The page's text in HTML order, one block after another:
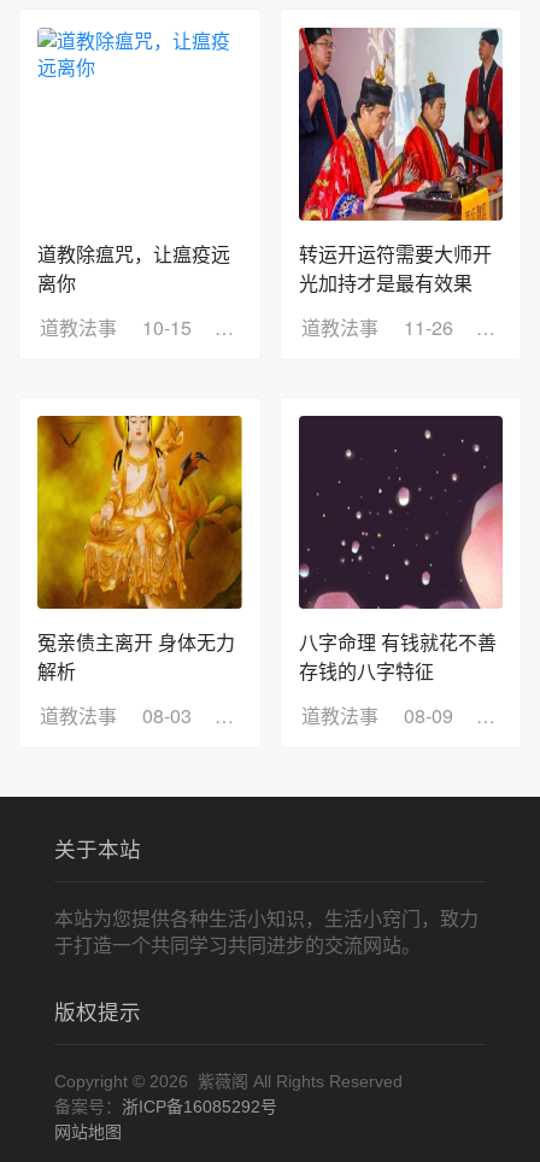
道教除瘟咒，让瘟疫远
离你
道教法事
10-15 浏览：10
转运开运符需要大师开
光加持才是最有效果
道教法事
11-26 浏览
冤亲债主离开 身体无力
解析
道教法事
08-03 浏览：10
八字命理 有钱就花不善
存钱的八字特征
道教法事
08-09 浏览
关于本站
本站为您提供各种生活小知识，生活小窍门，致力
于打造一个共同学习共同进步的交流网站。
版权提示
Copyright © 2026 紫薇阁 All Rights Reserved
备案号： 浙ICP备16085292号
网站地图